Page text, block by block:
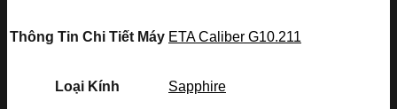
Thông Tin Chi Tiết Máy ETA Caliber G10.211
Loại Kính Sapphire